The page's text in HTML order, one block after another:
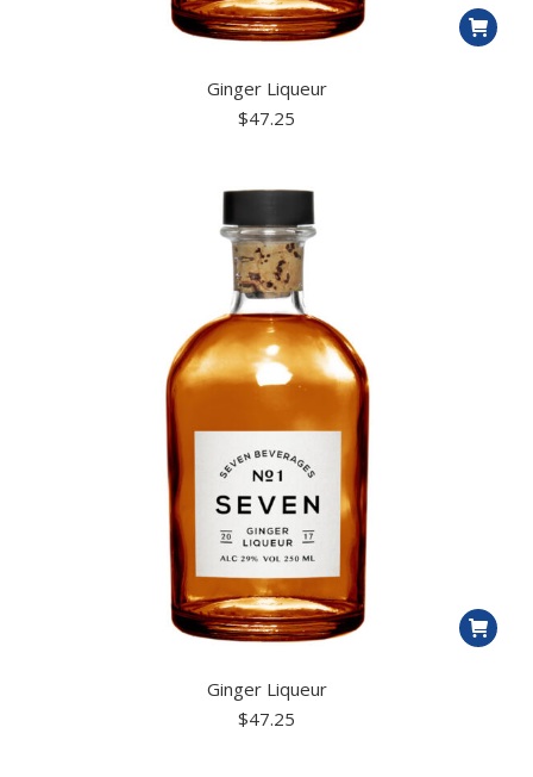
Ginger Liqueur
$47.25
Ginger Liqueur
$47.25